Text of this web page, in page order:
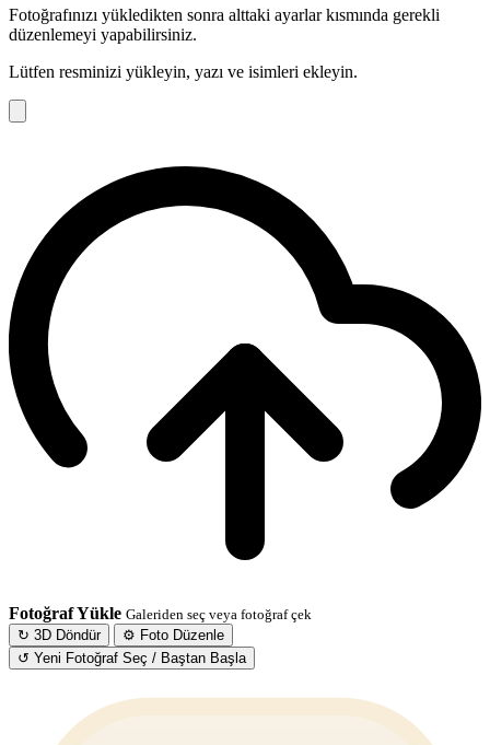
Fotoğrafınızı yükledikten sonra alttaki ayarlar kısmında gerekli
düzenlemeyi yapabilirsiniz.
Lütfen resminizi yükleyin, yazı ve isimleri ekleyin.
Fotoğraf Yükle Galeriden seç veya fotoğraf çek
↻ 3D Döndür
⚙ Foto Düzenle
↺ Yeni Fotoğraf Seç / Baştan Başla